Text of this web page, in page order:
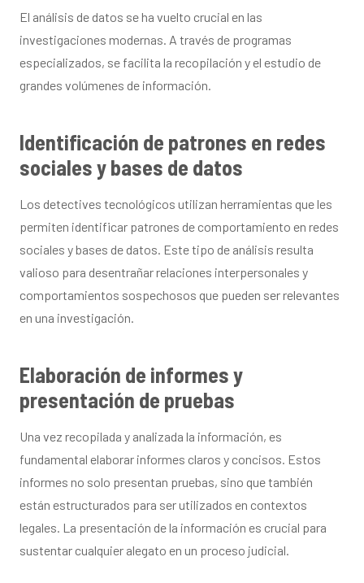
El análisis de datos se ha vuelto crucial en las
investigaciones modernas. A través de programas
especializados, se facilita la recopilación y el estudio de
grandes volúmenes de información.
Identificación de patrones en redes
sociales y bases de datos
Los detectives tecnológicos utilizan herramientas que les
permiten identificar patrones de comportamiento en redes
sociales y bases de datos. Este tipo de análisis resulta
valioso para desentrañar relaciones interpersonales y
comportamientos sospechosos que pueden ser relevantes
en una investigación.
Elaboración de informes y
presentación de pruebas
Una vez recopilada y analizada la información, es
fundamental elaborar informes claros y concisos. Estos
informes no solo presentan pruebas, sino que también
están estructurados para ser utilizados en contextos
legales. La presentación de la información es crucial para
sustentar cualquier alegato en un proceso judicial.